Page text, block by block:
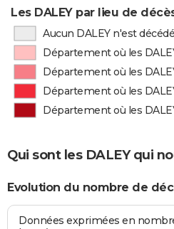
Les DALEY par lieu de
Aucun DALEY n'est
Département où les
Département où les
Département où les
Département où les
Qui sont les DALEY qui
Evolution du nombre de
Données exprimées en